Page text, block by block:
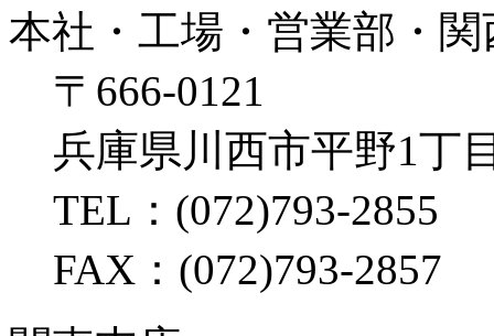
本社・工場・営業部・関
〒666-0121
兵庫県川西市平野1丁
TEL：(072)793-2855
FAX：(072)793-2857